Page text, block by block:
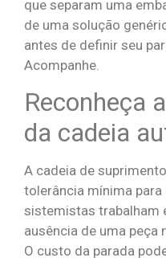
que separam uma
de uma solução
antes de definir seu
Acompanhe.
Reconheça
da cadeia
A cadeia de
tolerância mínima
sistemistas trabalham
ausência de uma peça
O custo da parada